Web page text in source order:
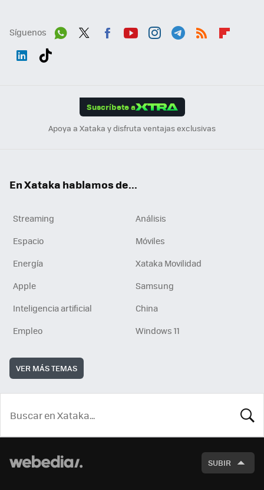
Síguenos
Suscríbete a
Apoya a Xataka y disfruta ventajas exclusivas
En Xataka hablamos de...
Streaming
Análisis
Espacio
Móviles
Energía
Xataka Movilidad
Apple
Samsung
Inteligencia artificial
China
Empleo
Windows 11
VER MÁS TEMAS
SUBIR